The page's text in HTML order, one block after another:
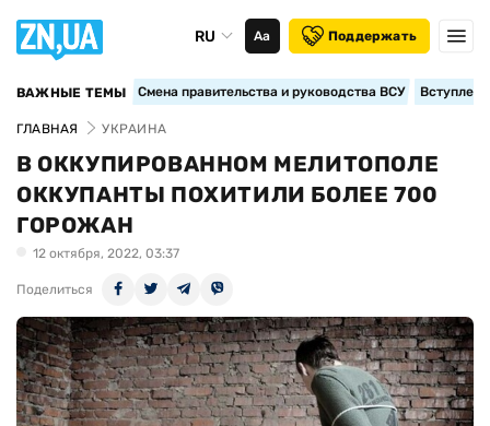
RU Аа Поддержать
ВАЖНЫЕ ТЕМЫ Смена правительства и руководства ВСУ
ГЛАВНАЯ УКРАИНА
В ОККУПИРОВАННОМ МЕЛИТОПОЛЕ
ОККУПАНТЫ ПОХИТИЛИ БОЛЕЕ 700
ГОРОЖАН
12 октября, 2022, 03:37
Поделиться